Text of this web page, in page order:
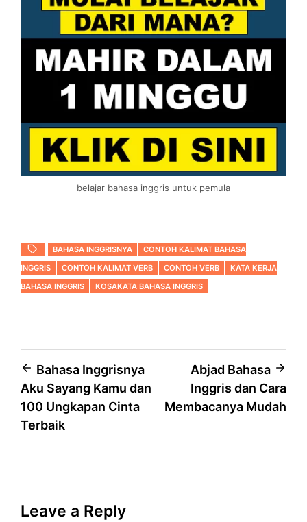
belajar bahasa inggris untuk pemula
BAHASA INGGRISNYA
CONTOH KALIMAT BAHASA
INGGRIS
CONTOH KALIMAT VERB CONTOH VERB
KATA KERJA
BAHASA INGGRIS
KOSAKATA BAHASA INGGRIS
Post
navigation
Bahasa Inggrisnya
Aku Sayang Kamu dan
100 Ungkapan Cinta
Terbaik
Abjad Bahasa
Inggris dan Cara
Membacanya Mudah
Leave a Reply